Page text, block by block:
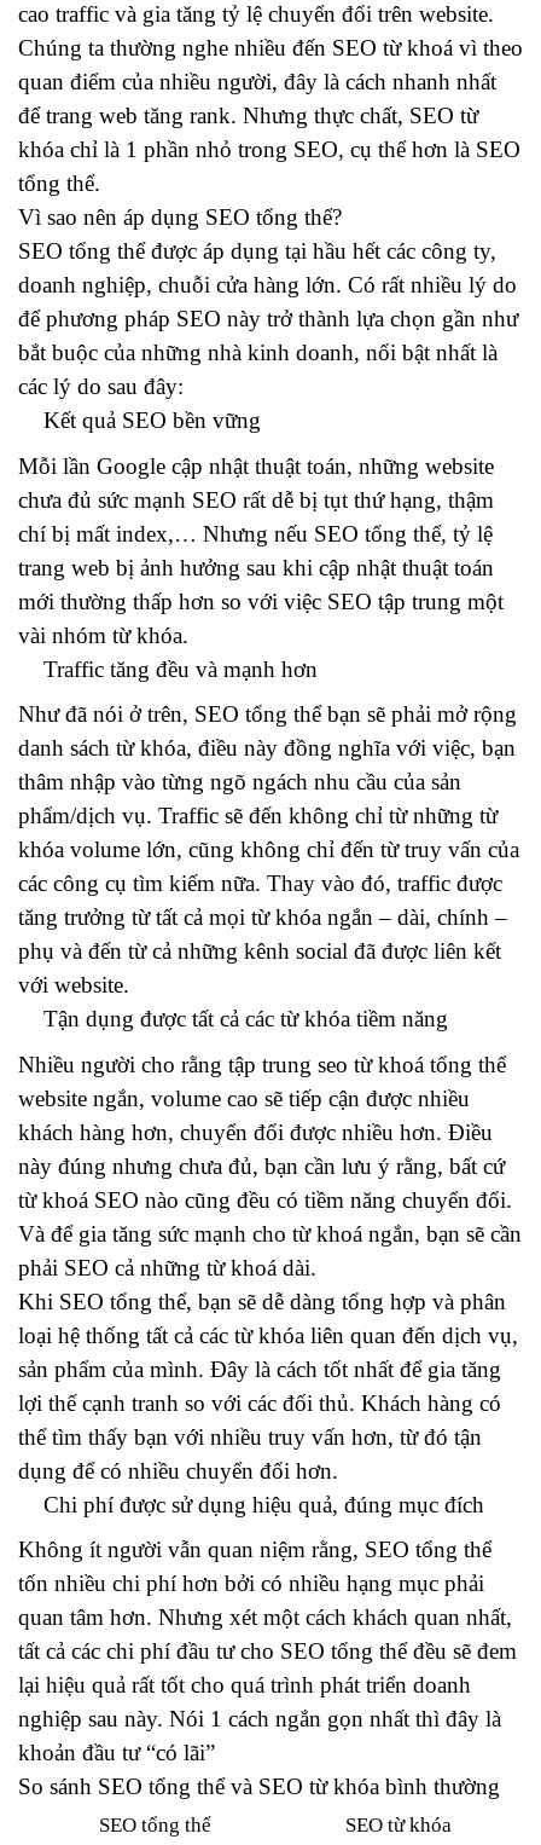
cao traffic và gia tăng tỷ lệ chuyển đổi trên website.
Chúng ta thường nghe nhiều đến SEO từ khoá vì theo
quan điểm của nhiều người, đây là cách nhanh nhất
để trang web tăng rank. Nhưng thực chất, SEO từ
khóa chỉ là 1 phần nhỏ trong SEO, cụ thể hơn là SEO
tổng thể.
Vì sao nên áp dụng SEO tổng thể?
SEO tổng thể được áp dụng tại hầu hết các công ty,
doanh nghiệp, chuỗi cửa hàng lớn. Có rất nhiều lý do
để phương pháp SEO này trở thành lựa chọn gần như
bắt buộc của những nhà kinh doanh, nổi bật nhất là
các lý do sau đây:
Kết quả SEO bền vững
Mỗi lần Google cập nhật thuật toán, những website
chưa đủ sức mạnh SEO rất dễ bị tụt thứ hạng, thậm
chí bị mất index,… Nhưng nếu SEO tổng thể, tỷ lệ
trang web bị ảnh hưởng sau khi cập nhật thuật toán
mới thường thấp hơn so với việc SEO tập trung một
vài nhóm từ khóa.
Traffic tăng đều và mạnh hơn
Như đã nói ở trên, SEO tổng thể bạn sẽ phải mở rộng
danh sách từ khóa, điều này đồng nghĩa với việc, bạn
thâm nhập vào từng ngõ ngách nhu cầu của sản
phẩm/dịch vụ. Traffic sẽ đến không chỉ từ những từ
khóa volume lớn, cũng không chỉ đến từ truy vấn của
các công cụ tìm kiếm nữa. Thay vào đó, traffic được
tăng trưởng từ tất cả mọi từ khóa ngắn – dài, chính –
phụ và đến từ cả những kênh social đã được liên kết
với website.
Tận dụng được tất cả các từ khóa tiềm năng
Nhiều người cho rằng tập trung seo từ khoá tổng thể
website ngắn, volume cao sẽ tiếp cận được nhiều
khách hàng hơn, chuyển đổi được nhiều hơn. Điều
này đúng nhưng chưa đủ, bạn cần lưu ý rằng, bất cứ
từ khoá SEO nào cũng đều có tiềm năng chuyển đổi.
Và để gia tăng sức mạnh cho từ khoá ngắn, bạn sẽ cần
phải SEO cả những từ khoá dài.
Khi SEO tổng thể, bạn sẽ dễ dàng tổng hợp và phân
loại hệ thống tất cả các từ khóa liên quan đến dịch vụ,
sản phẩm của mình. Đây là cách tốt nhất để gia tăng
lợi thế cạnh tranh so với các đối thủ. Khách hàng có
thể tìm thấy bạn với nhiều truy vấn hơn, từ đó tận
dụng để có nhiều chuyển đổi hơn.
Chi phí được sử dụng hiệu quả, đúng mục đích
Không ít người vẫn quan niệm rằng, SEO tổng thể
tốn nhiều chi phí hơn bởi có nhiều hạng mục phải
quan tâm hơn. Nhưng xét một cách khách quan nhất,
tất cả các chi phí đầu tư cho SEO tổng thể đều sẽ đem
lại hiệu quả rất tốt cho quá trình phát triển doanh
nghiệp sau này. Nói 1 cách ngắn gọn nhất thì đây là
khoản đầu tư “có lãi”
So sánh SEO tổng thể và SEO từ khóa bình thường
SEO tổng thể SEO từ khóa